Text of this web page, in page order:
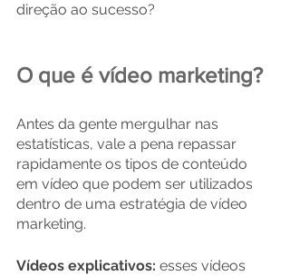
direção ao sucesso?
O que é vídeo marketing?
Antes da gente mergulhar nas
estatísticas, vale a pena repassar
rapidamente os tipos de conteúdo
em vídeo que podem ser utilizados
dentro de uma estratégia de vídeo
marketing.
Vídeos explicativos: esses vídeos